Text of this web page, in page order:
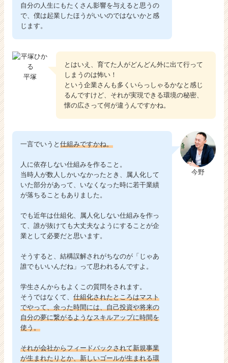
自分の人生にもたくさん影響を与えると思うの
で、僕は起業したほうがいいのではないかと感
じます。
平塚
とはいえ、育てた人がどんどん外に出て行って
しまうのは怖い！
という企業さんも多くいらっしゃるかなと感じ
るんですけど、それが実現できる環境の秘密、
懐の広さって何が違うんですかね。
今野
一言でいうと 仕組みですかね。
人に依存しない仕組みを作ること。
当時人が数人しかいなかったとき、属人化して
いた部分があって、いなくなった時に若干業績
が落ちることもありました。
でも近年は仕組化、属人化しない仕組みを作っ
て、誰が抜けても大丈夫なようにすることが企
業として必要だと思います。
そうすると、結構誤解されがちなのが「じゃあ
誰でもいいんだね」って思われるんですよ。
学生さんからもよくこの質問をされます。
そうではなくて、 仕組化されたところはマスト
でやって、余った時間には、自己投資や将来の
自分の夢に繋がるようなスキルアップに時間を
使う。
それが会社からフィードバックされて新規事業
が生まれたりとか、新しいゴールが生まれる環